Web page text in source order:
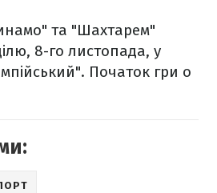
та "Шахтарем"
8-го листопада, у
Початок гри о